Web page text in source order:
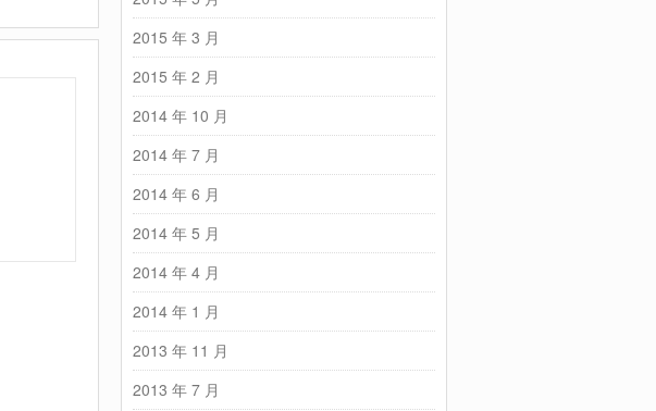
2015 年 3 月
2015 年 2 月
2014 年 10 月
2014 年 7 月
2014 年 6 月
2014 年 5 月
2014 年 4 月
2014 年 1 月
2013 年 11 月
2013 年 7 月